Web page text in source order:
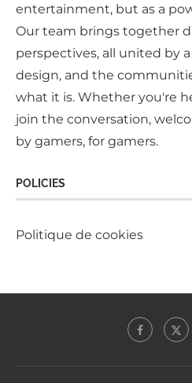
entertainment, but as a
Our team brings together
perspectives, all united by
design, and the
what it is. Whether you're
join the conversation,
by gamers, for gamers.
POLICIES
Politique de cookies